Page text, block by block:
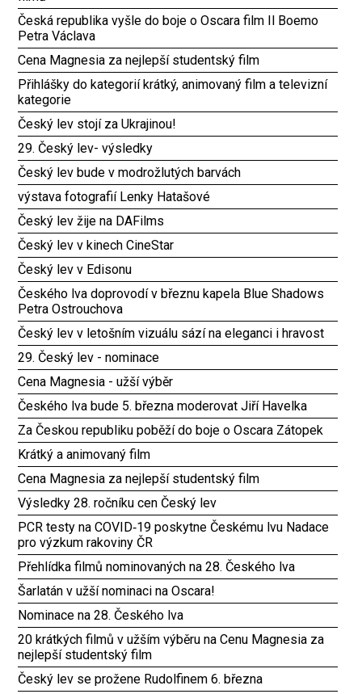
Česká republika vyšle do boje o Oscara film Il Boemo
Petra Václava
Cena Magnesia za nejlepší studentský film
Přihlášky do kategorií krátký, animovaný film a televizní
kategorie
Český lev stojí za Ukrajinou!
29. Český lev- výsledky
Český lev bude v modrožlutých barvách
výstava fotografií Lenky Hatašové
Český lev žije na DAFilms
Český lev v kinech CineStar
Český lev v Edisonu
Českého lva doprovodí v březnu kapela Blue Shadows
Petra Ostrouchova
Český lev v letošním vizuálu sází na eleganci i hravost
29. Český lev - nominace
Cena Magnesia - užší výběr
Českého lva bude 5. března moderovat Jiří Havelka
Za Českou republiku poběží do boje o Oscara Zátopek
Krátký a animovaný film
Cena Magnesia za nejlepší studentský film
Výsledky 28. ročníku cen Český lev
PCR testy na COVID‑19 poskytne Českému lvu Nadace
pro výzkum rakoviny ČR
Přehlídka filmů nominovaných na 28. Českého lva
Šarlatán v užší nominaci na Oscara!
Nominace na 28. Českého lva
20 krátkých filmů v užším výběru na Cenu Magnesia za
nejlepší studentský film
Český lev se prožene Rudolfinem 6. března